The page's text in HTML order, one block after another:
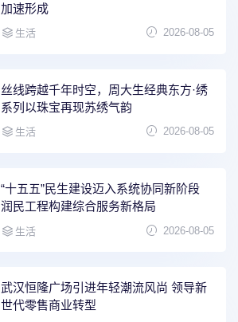
加速形成
生活 2026-08-05
丝线跨越千年时空，周大生经典东方·绣
系列以珠宝再现苏绣气韵
生活 2026-08-05
“十五五”民生建设迈入系统协同新阶段
润民工程构建综合服务新格局
生活 2026-08-05
武汉恒隆广场引进年轻潮流风尚 领导新
世代零售商业转型